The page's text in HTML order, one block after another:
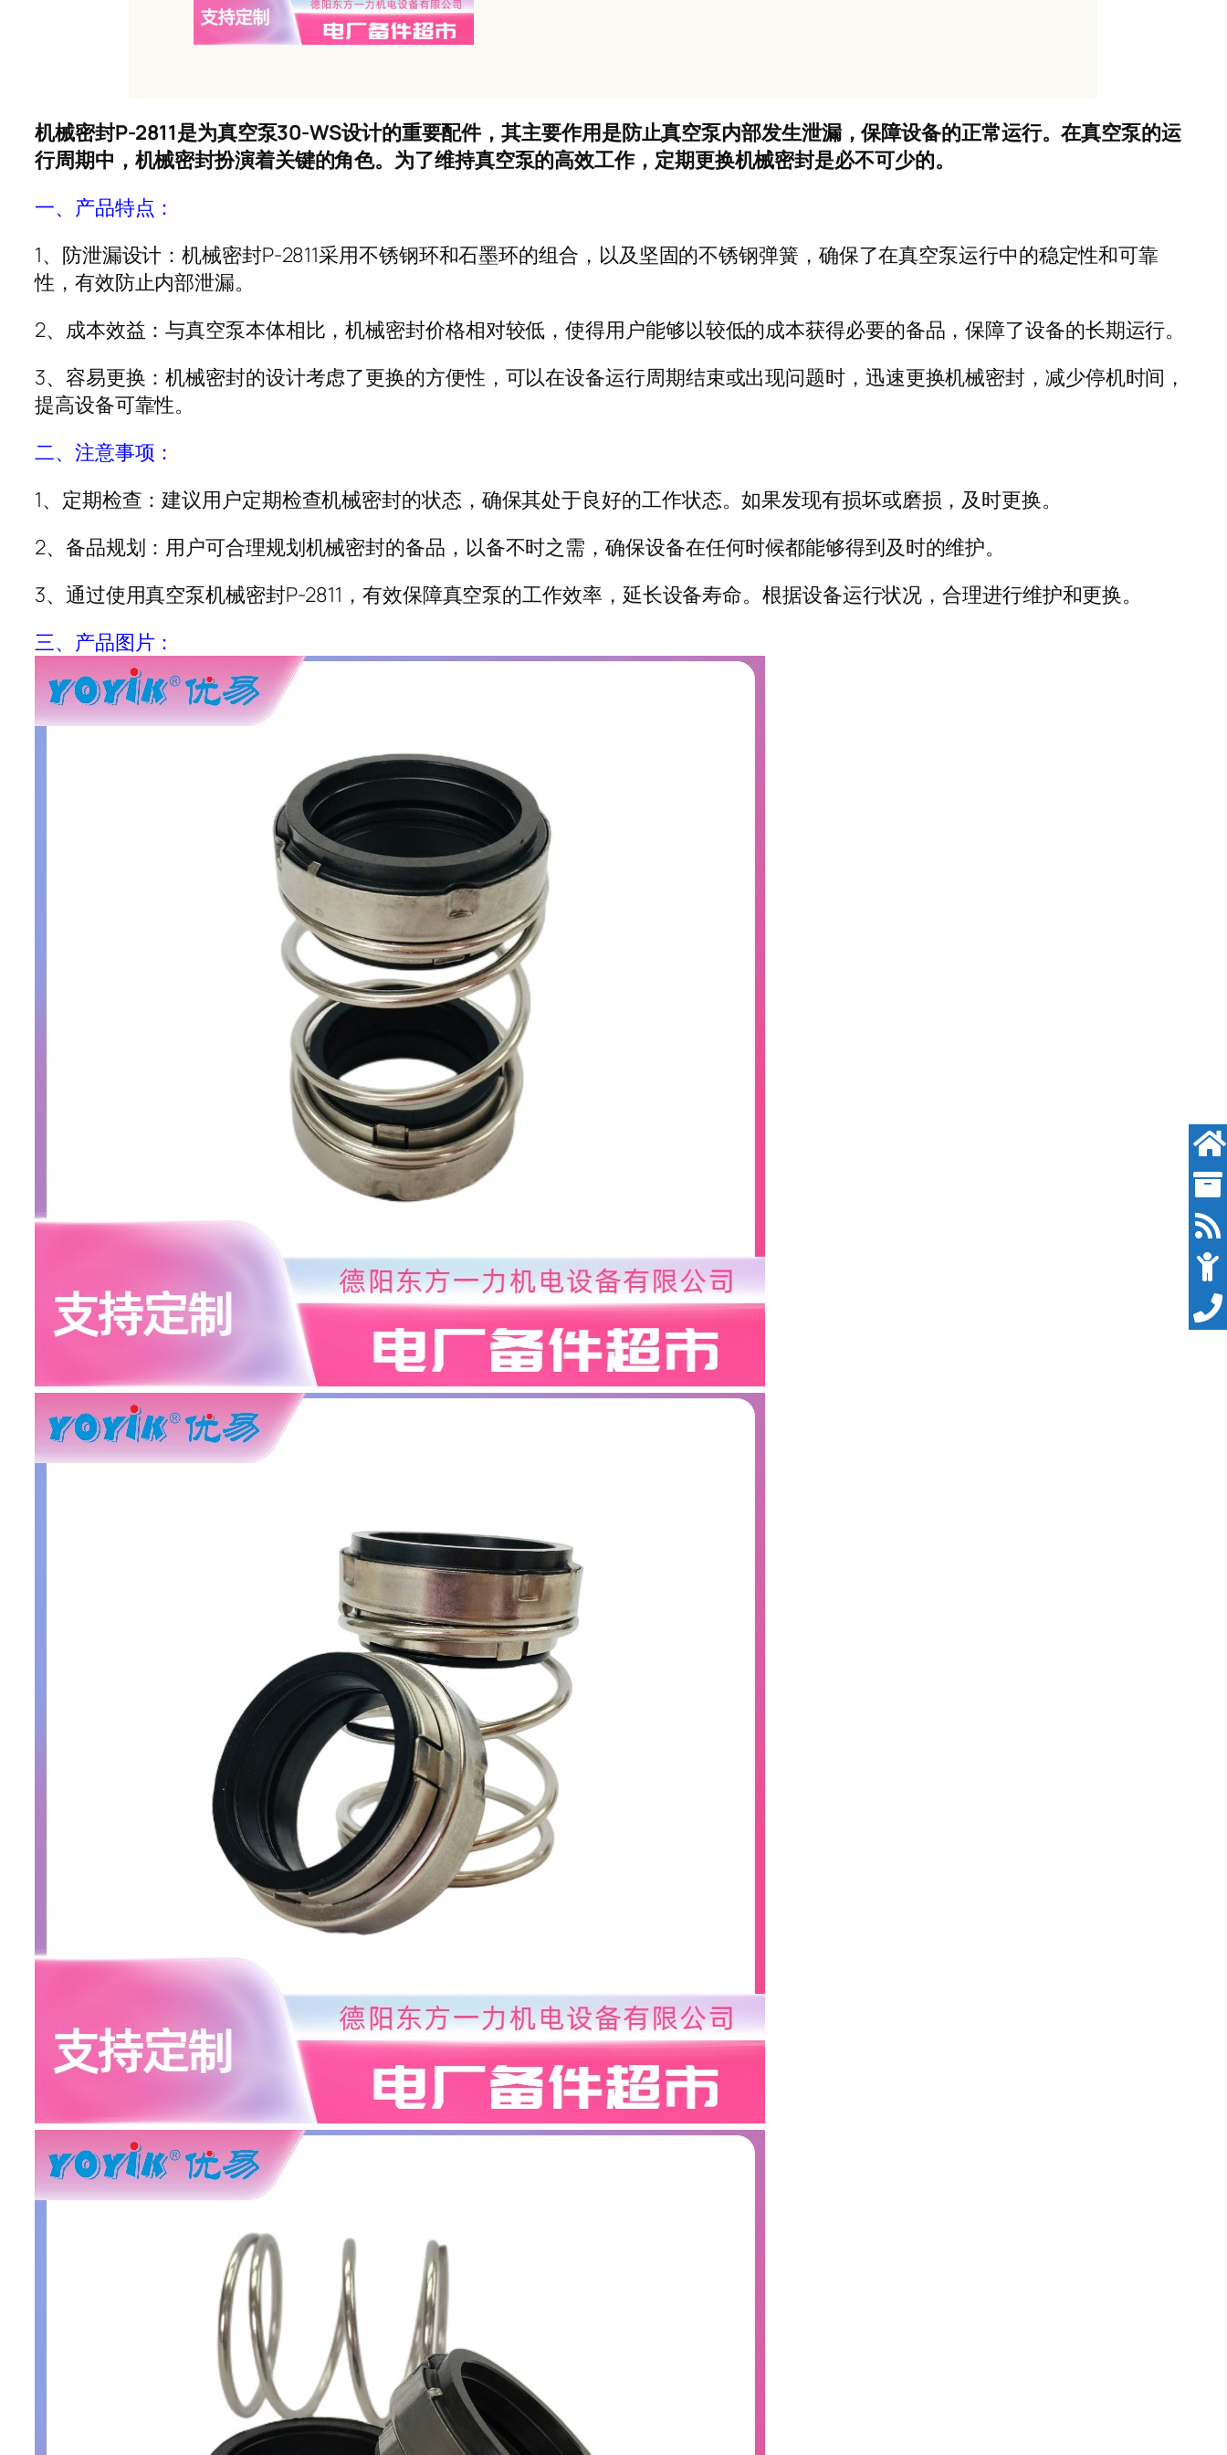
机械密封P-2811是为真空泵30-WS设计的重要配件，其主要作用是防止真空泵内部发生泄漏，保障设备的正常运行。在真空泵的运
行周期中，机械密封扮演着关键的角色。为了维持真空泵的高效工作，定期更换机械密封是必不可少的。
一、产品特点：
1、防泄漏设计：机械密封P-2811采用不锈钢环和石墨环的组合，以及坚固的不锈钢弹簧，确保了在真空泵运行中的稳定性和可靠
性，有效防止内部泄漏。
2、成本效益：与真空泵本体相比，机械密封价格相对较低，使得用户能够以较低的成本获得必要的备品，保障了设备的长期运行。
3、容易更换：机械密封的设计考虑了更换的方便性，可以在设备运行周期结束或出现问题时，迅速更换机械密封，减少停机时间，
提高设备可靠性。
二、注意事项：
1、定期检查：建议用户定期检查机械密封的状态，确保其处于良好的工作状态。如果发现有损坏或磨损，及时更换。
2、备品规划：用户可合理规划机械密封的备品，以备不时之需，确保设备在任何时候都能够得到及时的维护。
3、通过使用真空泵机械密封P-2811，有效保障真空泵的工作效率，延长设备寿命。根据设备运行状况，合理进行维护和更换。
三、产品图片：